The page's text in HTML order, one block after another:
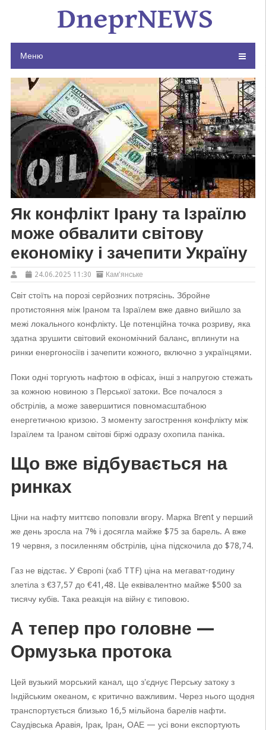
Меню
Як конфлікт Ірану та Ізраїлю
може обвалити світову
економіку і зачепити Україну
24.06.2025 11:30 Кам'янське
Світ стоїть на порозі серйозних потрясінь. Збройне
протистояння між Іраном та Ізраїлем вже давно вийшло за
межі локального конфлікту. Це потенційна точка розриву, яка
здатна зрушити світовий економічний баланс, вплинути на
ринки енергоносіїв і зачепити кожного, включно з українцями.
Поки одні торгують нафтою в офісах, інші з напругою стежать
за кожною новиною з Перської затоки. Все почалося з
обстрілів, а може завершитися повномасштабною
енергетичною кризою. З моменту загострення конфлікту між
Ізраїлем та Іраном світові біржі одразу охопила паніка.
Що вже відбувається на
ринках
Ціни на нафту миттєво поповзли вгору. Марка Brent у перший
же день зросла на 7% і досягла майже $75 за барель. А вже
19 червня, з посиленням обстрілів, ціна підскочила до $78,74.
Газ не відстає. У Європі (хаб TTF) ціна на мегават-годину
злетіла з €37,57 до €41,48. Це еквівалентно майже $500 за
тисячу кубів. Така реакція на війну є типовою.
А тепер про головне —
Ормузька протока
Цей вузький морський канал, що з'єднує Перську затоку з
Індійським океаном, є критично важливим. Через нього щодня
транспортується близько 16,5 мільйона барелів нафти.
Саудівська Аравія, Ірак, Іран, ОАЕ — усі вони експортують